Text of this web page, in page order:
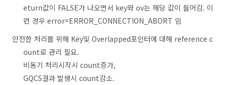
eturn값이 FALSE가 나오면서 key와 ov는 해당 값이 들어감. 이
런 경우 error=ERROR_CONNECTION_ABORT 임
안전한 처리를 위해 Key및 Overlapped포인터에 대해 reference c
ount로 관리 필요.
비동기 처리시작시 count증가,
GQCS결과 발생시 count감소.